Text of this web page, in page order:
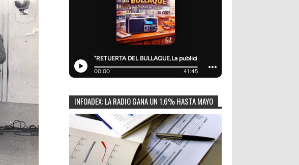
INFOADEX: LA RADIO GANA UN 1,6% HASTA MAYO